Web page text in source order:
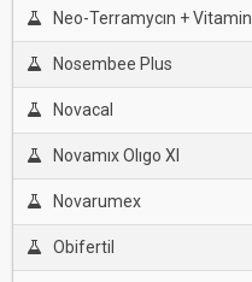
Neo-Terramycın + Vitamin
Nosembee Plus
Novacal
Novamıx Olıgo Xl
Novarumex
Obifertil